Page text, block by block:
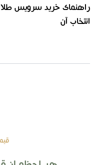
راهنمای خرید سرویس
انتخاب آن